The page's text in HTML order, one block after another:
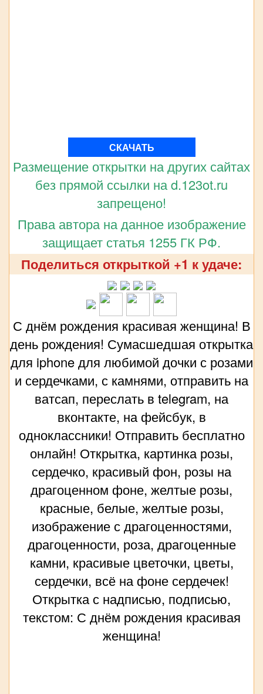
СКАЧАТЬ
Размещение открытки на других сайтах
без прямой ссылки на d.123ot.ru
запрещено!
Права автора на данное изображение
защищает статья 1255 ГК РФ.
Поделиться открыткой +1 к удаче:
С днём рождения красивая женщина! В
день рождения! Сумасшедшая открытка
для iphone для любимой дочки с розами
и сердечками, с камнями, отправить на
ватсап, переслать в telegram, на
вконтакте, на фейсбук, в
одноклассники! Отправить бесплатно
онлайн! Открытка, картинка розы,
сердечко, красивый фон, розы на
драгоценном фоне, желтые розы,
красные, белые, желтые розы,
изображение с драгоценностями,
драгоценности, роза, драгоценные
камни, красивые цветочки, цветы,
сердечки, всё на фоне сердечек!
Открытка с надписью, подписью,
текстом: С днём рождения красивая
женщина!